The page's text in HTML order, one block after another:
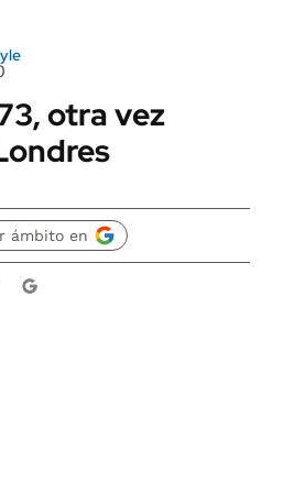
otra vez
ámbito en